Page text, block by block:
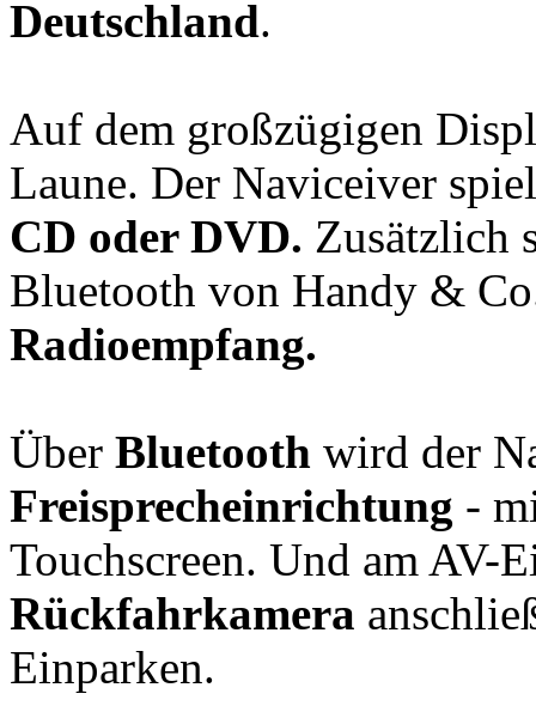
Deutschland.
Auf dem großzügigen
Laune. Der Naviceiver
CD oder DVD. Zusätzlich
Bluetooth von Handy &
Radioempfang.
Über Bluetooth wird der
Freisprecheinrichtung -
Touchscreen. Und am AV-
Rückfahrkamera
Einparken.